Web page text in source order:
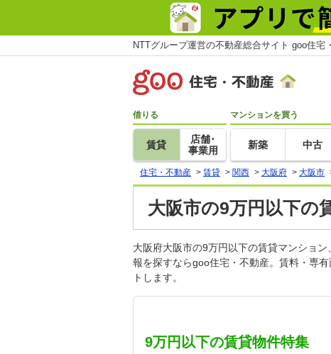
NTTグループ運営の不動産総合サイト goo住宅
借りる
賃貸
店舗･
事業用
マンションを買う
新築 中古
住宅・不動産 > 賃貸 > 関西 > 大阪府 > 大阪市
大阪市の9万円以下の
大阪府大阪市の9万円以下の賃貸マンショ
報を探すならgoo住宅・不動産。賃料・専
トします。
9万円以下の賃貸物件特集